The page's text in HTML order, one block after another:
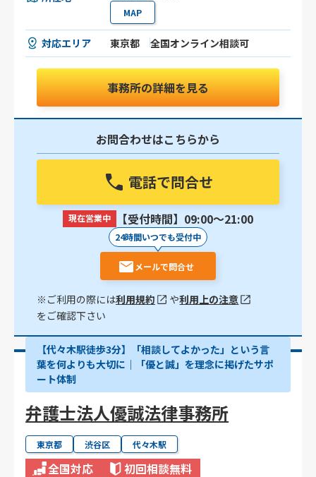
MAP
対応エリア 東京都 全国オンライン相談可
事務所の詳細を見る
お問合わせはこちらから
電話で問合せ
現在営業中 【受付時間】09:00〜21:00
24時間いつでも受付中
メールで問合せ
※ご利用の際には利用規約 や利用上の注意
をご確認下さい
【代々木駅徒歩3分】「相談してよかった」という言
葉を何よりも大切に｜「優と誠」を理念に掲げたサポ
ート体制
弁護士法人優誠法律事務所
東京都 渋谷区 代々木駅
全国対応 初回相談無料